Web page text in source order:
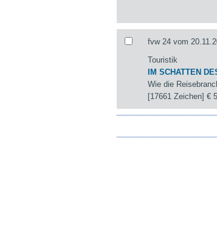
fvw 24 vom
Touristik
IM SCHATTEN
Wie die
[17661 Zeichen]€